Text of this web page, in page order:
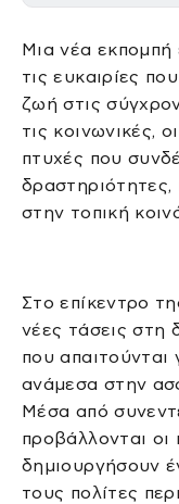
Μια νέα εκπομπή
τις ευκαιρίες
ζωή στις
τις κοινωνικές,
πτυχές που
δραστηριότητες,
στην τοπική
Στο επίκεντρο
νέες τάσεις στη
που απαιτούνται
ανάμεσα στην
Μέσα από
προβάλλονται
δημιουργήσουν
τους πολίτες